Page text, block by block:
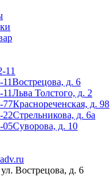
11
Вострецова, д. 6
Льва Толстого, д. 2
77Краснореченская, д. 98
22Стрельникова, д. 6а
05Суворова, д. 10
Вострецова, д. 6